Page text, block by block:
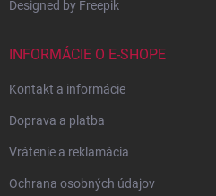
Designed by Freepik
INFORMÁCIE O E-SHOPE
Kontakt a informácie
Doprava a platba
Vrátenie a reklamácia
Ochrana osobných údajov